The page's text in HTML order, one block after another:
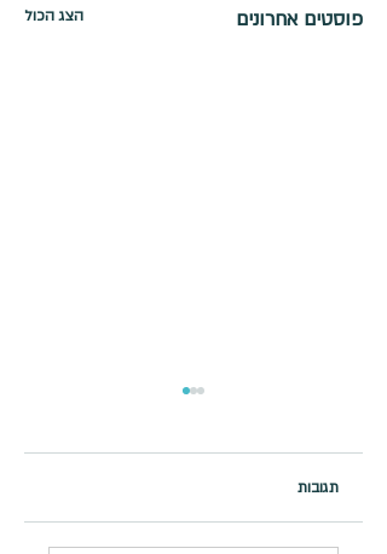
פוסטים אחרונים הצג הכול
מרץ - תעשו תמיד
תגובות